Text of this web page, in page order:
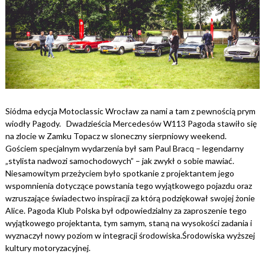
Siódma edycja Motoclassic Wrocław za nami a tam z pewnością prym
wiodły Pagody. Dwadzieścia Mercedesów W113 Pagoda stawiło się
na zlocie w Zamku Topacz w sloneczny sierpniowy weekend.
Gościem specjalnym wydarzenia był sam Paul Bracq – legendarny
„stylista nadwozi samochodowych” – jak zwykł o sobie mawiać.
Niesamowitym przeżyciem było spotkanie z projektantem jego
wspomnienia dotyczące powstania tego wyjątkowego pojazdu oraz
wzruszające świadectwo inspiracji za którą podziękował swojej żonie
Alice. Pagoda Klub Polska był odpowiedzialny za zaproszenie tego
wyjątkowego projektanta, tym samym, staną na wysokości zadania i
wyznaczył nowy poziom w integracji środowiska.Środowiska wyższej
kultury motoryzacyjnej.